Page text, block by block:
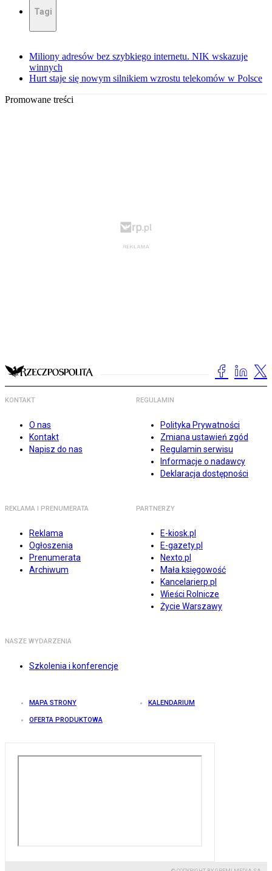
Tagi
Miliony adresów bez szybkiego internetu. NIK wskazuje
winnych
Hurt staje się nowym silnikiem wzrostu telekomów w Polsce
Promowane treści
KONTAKT
O nas
Kontakt
Napisz do nas
REGULAMIN
Polityka Prywatności
Zmiana ustawień zgód
Regulamin serwisu
Informacje o nadawcy
Deklaracja dostępności
REKLAMA I PRENUMERATA
Reklama
Ogłoszenia
Prenumerata
Archiwum
PARTNERZY
E-kiosk.pl
E-gazety.pl
Nexto.pl
Mała księgowość
Kancelarierp.pl
Wieści Rolnicze
Życie Warszawy
NASZE WYDARZENIA
Szkolenia i konferencje
MAPA STRONY KALENDARIUM
OFERTA PRODUKTOWA